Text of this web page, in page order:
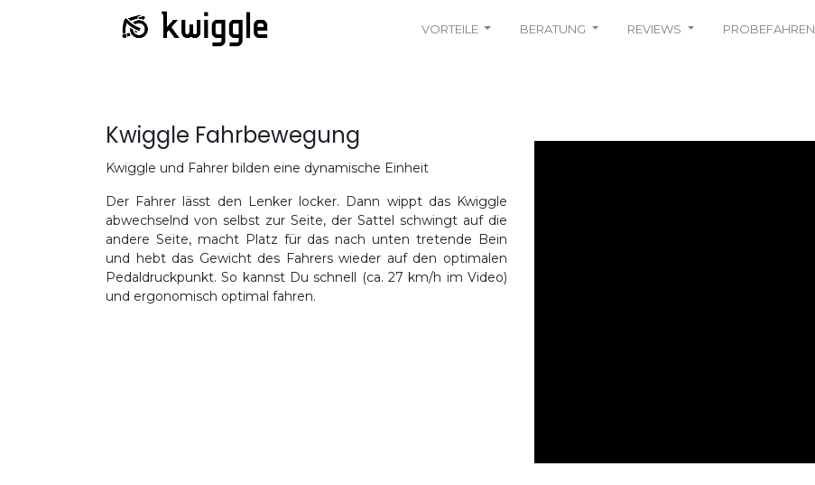
VORTEILE BERATUNG REVIEWS PROBEFAHREN
Kwiggle Fahrbewegung
Kwiggle und Fahrer bilden eine dynamische Einheit
Der Fahrer lässt den Lenker locker. Dann wippt das Kwiggle
abwechselnd von selbst zur Seite, der Sattel schwingt auf die
andere Seite, macht Platz für das nach unten tretende Bein
und hebt das Gewicht des Fahrers wieder auf den optimalen
Pedaldruckpunkt. So kannst Du schnell (ca. 27 km/h im Video)
und ergonomisch optimal fahren.